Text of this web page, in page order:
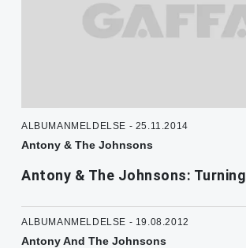
ALBUMANMELDELSE - 25.11.2014
Antony & The Johnsons
Antony & The Johnsons: Turning
ALBUMANMELDELSE - 19.08.2012
Antony And The Johnsons